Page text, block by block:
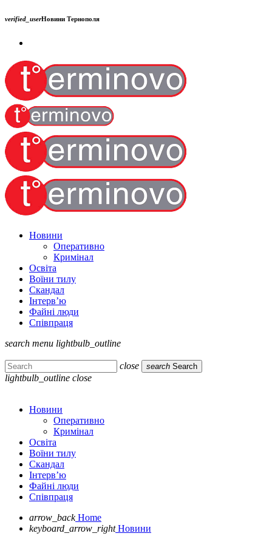
verified_userНовини Тернополя
Новини
Оперативно
Кримінал
Освіта
Воїни тилу
Скандал
Інтерв’ю
Файні люди
Співпраця
search menu lightbulb_outline
close search Search
lightbulb_outline close
Новини
Оперативно
Кримінал
Освіта
Воїни тилу
Скандал
Інтерв’ю
Файні люди
Співпраця
arrow_back Home
keyboard_arrow_right Новини